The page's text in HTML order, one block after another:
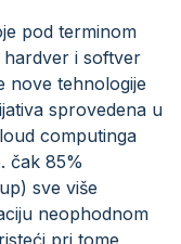
pod terminom
i softver
nove tehnologije
sprovedena u
computinga
čak 85%
sve više
neophodnom
pri tome